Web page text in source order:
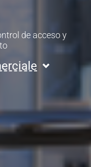
de acceso y